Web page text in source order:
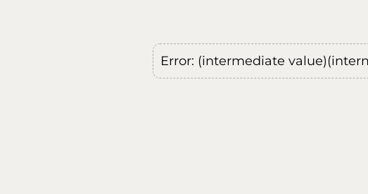
Error: (intermediate